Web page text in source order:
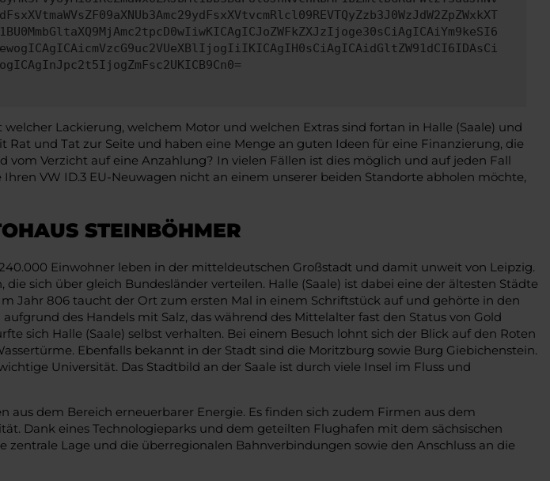
Lackierung, welchem Motor und welchen Extras sind fortan in Halle (Saale) und
und Tat zur Seite und haben eine Menge an guten Ideen für eine Finanzierung, die
Verzicht auf eine Anzahlung? In vielen Fällen ist dies möglich und auf jeden Fall
VW ID.3 EU-Neuwagen nicht an einem unserer beiden Standorte abholen möchte,
STEINBÖHMER
Einwohner leben in der mitteldeutschen Großstadt und damit unweit von Leipzig.
sich über gleich Bundesländer verteilen. Halle (Saale) ist dabei eine der ältesten Städte
Jahr 806 taucht der Ort zum ersten Mal in einem Schriftstück auf und gehörte in den
des Handels mit Salz, das während des Mittelalter fast den Status von Gold
sich Halle (Saale) selbst verhalten. Bei einem Besuch lohnt sich der Blick auf den Roten
Ebenfalls bekannt in der Stadt sind die Moritzburg sowie Burg Giebichenstein.
Universität. Das Stadtbild an der Saale ist durch viele Insel im Fluss und
dem Bereich erneuerbarer Energie. Es finden sich zudem Firmen aus dem
Dank eines Technologieparks und dem geteilten Flughafen mit dem sächsischen
Lage und die überregionalen Bahnverbindungen sowie den Anschluss an die